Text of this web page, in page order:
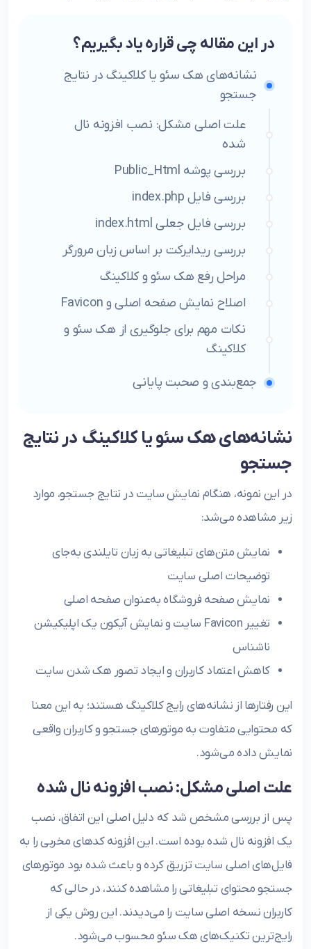
در این مقاله چی قراره یاد بگیریم؟
نشانه‌های هک سئو یا کلاکینگ در نتایج
جستجو
علت اصلی مشکل: نصب افزونه نال
شده
بررسی پوشه Public_Html
بررسی فایل index.php
بررسی فایل جعلی index.html
بررسی ریدایرکت بر اساس زبان مرورگر
مراحل رفع هک سئو و کلاکینگ
اصلاح نمایش صفحه اصلی و Favicon
نکات مهم برای جلوگیری از هک سئو و
کلاکینگ
جمع‌بندی و صحبت پایانی
نشانه‌های هک سئو یا کلاکینگ در نتایج
جستجو
در این نمونه، هنگام نمایش سایت در نتایج جستجو، موارد
زیر مشاهده می‌شد:
نمایش متن‌های تبلیغاتی به زبان تایلندی به‌جای
توضیحات اصلی سایت
نمایش صفحه فروشگاه به‌عنوان صفحه اصلی
تغییر Favicon سایت و نمایش آیکون یک اپلیکیشن
ناشناس
کاهش اعتماد کاربران و ایجاد تصور هک شدن سایت
این رفتارها از نشانه‌های رایج کلاکینگ هستند؛ به این معنا
که محتوایی متفاوت به موتورهای جستجو و کاربران واقعی
نمایش داده می‌شود.
علت اصلی مشکل: نصب افزونه نال شده
پس از بررسی مشخص شد که دلیل اصلی این اتفاق، نصب
یک افزونه نال شده بوده است. این افزونه کدهای مخربی را به
فایل‌های اصلی سایت تزریق کرده و باعث شده بود موتورهای
جستجو محتوای تبلیغاتی را مشاهده کنند، در حالی که
کاربران نسخه اصلی سایت را می‌دیدند. این روش یکی از
رایج‌ترین تکنیک‌های هک سئو محسوب می‌شود.